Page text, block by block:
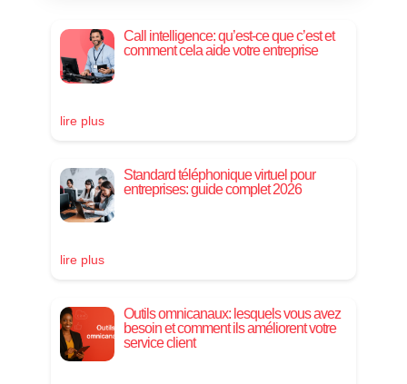
Call intelligence: qu’est-ce que c’est et
comment cela aide votre entreprise
lire plus
Standard téléphonique virtuel pour
entreprises: guide complet 2026
lire plus
Outils omnicanaux: lesquels vous avez
besoin et comment ils améliorent votre
service client